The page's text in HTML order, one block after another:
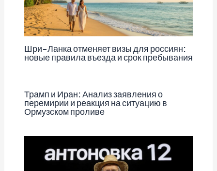
Шри-Ланка отменяет визы для россиян:
новые правила въезда и срок пребывания
Трамп и Иран: Анализ заявления о
перемирии и реакция на ситуацию в
Ормузском проливе